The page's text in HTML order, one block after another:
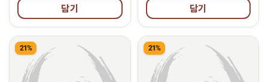
담기 담기
21% 21%